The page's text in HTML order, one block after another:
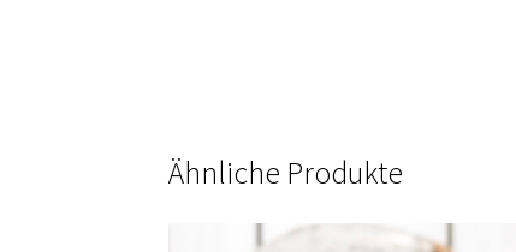
Ähnliche Produkte